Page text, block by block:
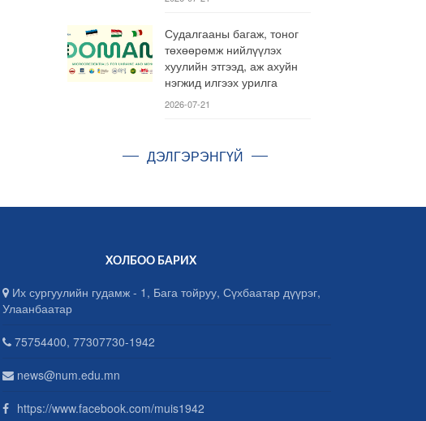
Судалгааны багаж, тоног
төхөөрөмж нийлүүлэх
хуулийн этгээд, аж ахуйн
нэгжид илгээх урилга
2026-07-21
ДЭЛГЭРЭНГҮЙ
ХОЛБОО БАРИХ
Их сургуулийн гудамж - 1, Бага тойруу, Сүхбаатар дүүрэг,
Улаанбаатар
75754400, 77307730-1942
news@num.edu.mn
https://www.facebook.com/muis1942